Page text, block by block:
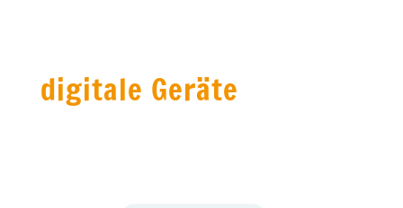
digitale Geräte